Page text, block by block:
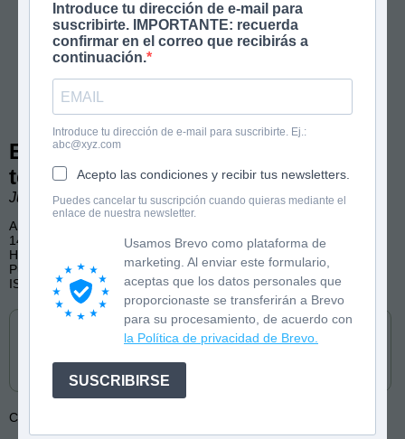
Introduce tu dirección de e-mail para
suscribirte. IMPORTANTE: recuerda
confirmar en el correo que recibirás a
continuación.
Introduce tu dirección de e-mail para suscribirte. Ej.:
abc@xyz.com
Acepto las condiciones y recibir tus newsletters.
Puedes cancelar tu suscripción cuando quieras mediante el
enlace de nuestra newsletter.
Usamos Brevo como plataforma de
marketing. Al enviar este formulario,
aceptas que los datos personales que
proporcionaste se transferirán a Brevo
para su procesamiento, de acuerdo con
la Política de privacidad de Brevo.
SUSCRIBIRSE
El pirata Garrapata llega a pie al
templo de Abu Simbel
Juan Muñoz Martín. Ilustraciones de Antonio Tello.
A partir de 8 años
144 páginas, b/n
Humor, Aventura, Historia
Publicado por Toromítico
ISBN: 9788419962089
Cómpralo en
Colección: